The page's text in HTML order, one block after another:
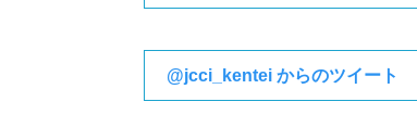
@jcci_kentei からのツイート